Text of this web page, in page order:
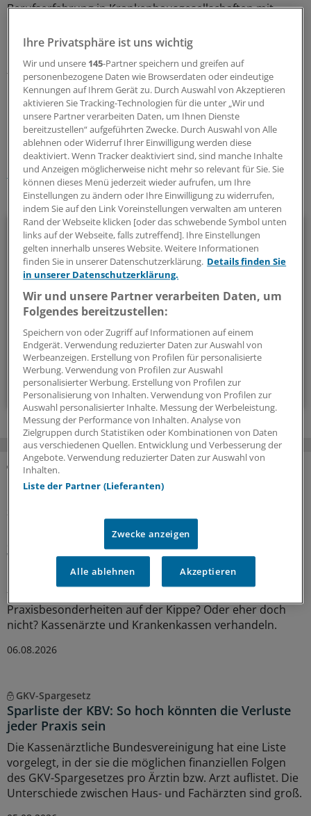
Berufserfahrung in Krankenhausgesellschaften mit.
Krankenhausgesellschaft ist Einwag seit 1999 in der
Baden-Württembergischen Krankenhausgesellschaft
tätig.
Schlagworte:
Berufspolitik
Ihr Newsletter zum Thema
Politik & Debatte
Mit diesem Newsletter blicken Sie hinter das tägliche
Geschehen in der Gesundheitspolitik. Mit Analysen,
Hintergründen und einem Blick auf Themen, die die Agenda
bestimmen.
14-tägig, donnerstags
Zum Abonnieren bitte anmelden
MEHR ZUM THEMA
Sparpaket sorgt für Unsicherheit
Praxisbesonderheiten in Zeiten des GKV-
Spargesetzes: Klarheit soll es in der kommenden
Woche geben
Ein Passus des Beitragssatzstabilisierungsgesetz sorgt
für Unruhe unter Ärztinnen und Ärzten. Stehen die
Praxisbesonderheiten auf der Kippe? Oder eher doch
nicht? Kassenärzte und Krankenkassen verhandeln.
06.08.2026
GKV-Spargesetz
Sparliste der KBV: So hoch könnten die Verluste
jeder Praxis sein
Die Kassenärztliche Bundesvereinigung hat eine Liste
vorgelegt, in der sie die möglichen finanziellen Folgen
des GKV-Spargesetzes pro Ärztin bzw. Arzt auflistet. Die
Unterschiede zwischen Haus- und Fachärzten sind groß.
Ihre Privatsphäre ist uns wichtig
Wir und unsere 145-Partner speichern und greifen auf
personenbezogene Daten wie Browserdaten oder eindeutige
Kennungen auf Ihrem Gerät zu. Durch Auswahl von Akzeptieren
aktivieren Sie Tracking-Technologien für die unter „Wir und
unsere Partner verarbeiten Daten, um Ihnen Dienste
bereitzustellen“ aufgeführten Zwecke. Durch Auswahl von Alle
ablehnen oder Widerruf Ihrer Einwilligung werden diese
deaktiviert. Wenn Tracker deaktiviert sind, sind manche Inhalte
und Anzeigen möglicherweise nicht mehr so relevant für Sie. Sie
können dieses Menü jederzeit wieder aufrufen, um Ihre
Einstellungen zu ändern oder Ihre Einwilligung zu widerrufen,
indem Sie auf den Link Voreinstellungen verwalten am unteren
Rand der Webseite klicken [oder das schwebende Symbol unten
links auf der Webseite, falls zutreffend]. Ihre Einstellungen
gelten innerhalb unseres Website. Weitere Informationen
finden Sie in unserer Datenschutzerklärung. Details finden Sie
in unserer Datenschutzerklärung.
Wir und unsere Partner verarbeiten Daten, um
Folgendes bereitzustellen:
Speichern von oder Zugriff auf Informationen auf einem
Endgerät. Verwendung reduzierter Daten zur Auswahl von
Werbeanzeigen. Erstellung von Profilen für personalisierte
Werbung. Verwendung von Profilen zur Auswahl
personalisierter Werbung. Erstellung von Profilen zur
Personalisierung von Inhalten. Verwendung von Profilen zur
Auswahl personalisierter Inhalte. Messung der Werbeleistung.
Messung der Performance von Inhalten. Analyse von
Zielgruppen durch Statistiken oder Kombinationen von Daten
aus verschiedenen Quellen. Entwicklung und Verbesserung der
Angebote. Verwendung reduzierter Daten zur Auswahl von
Inhalten.
Liste der Partner (Lieferanten)
Zwecke anzeigen
Alle ablehnen Akzeptieren